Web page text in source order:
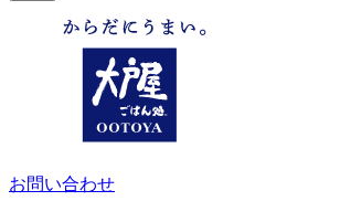
お問い合わせ